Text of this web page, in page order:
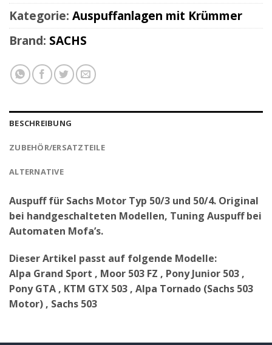
Kategorie: Auspuffanlagen mit Krümmer
Brand: SACHS
BESCHREIBUNG
ZUBEHÖR/ERSATZTEILE
ALTERNATIVE
Auspuff für Sachs Motor Typ 50/3 und 50/4. Original
bei handgeschalteten Modellen, Tuning Auspuff bei
Automaten Mofa’s.
Dieser Artikel passt auf folgende Modelle:
Alpa Grand Sport , Moor 503 FZ , Pony Junior 503 ,
Pony GTA , KTM GTX 503 , Alpa Tornado (Sachs 503
Motor) , Sachs 503